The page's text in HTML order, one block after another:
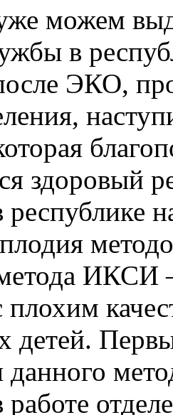
можем
в
ЭКО,
здоровый
республике
ИКСИ
детей.